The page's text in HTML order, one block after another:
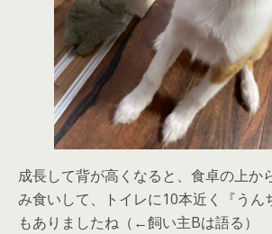
成長して背が高くなると、食卓の上か
み食いして、トイレに10本近く『うん
もありましたね（←飼い主Bは語る）